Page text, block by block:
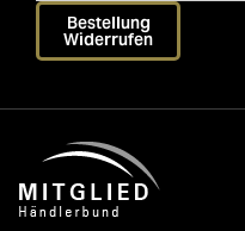
Bestellung
Widerrufen